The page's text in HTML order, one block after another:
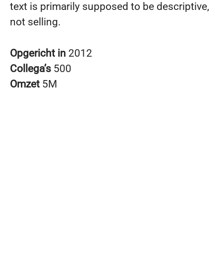
text is primarily supposed to be descriptive,
not selling.
Opgericht in 2012
Collega’s 500
Omzet 5M